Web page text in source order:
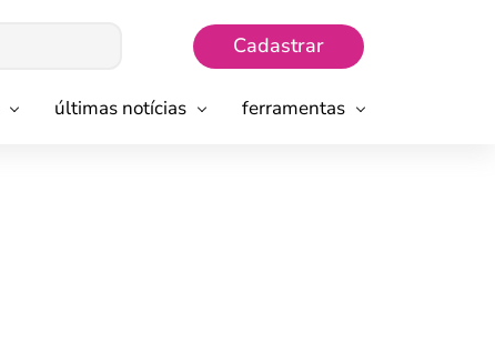
Cadastrar
últimas notícias ferramentas